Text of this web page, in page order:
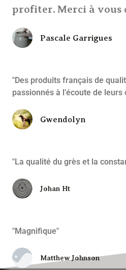
profiter. Merci à vous
Pascale Garrigues
"Des produits français de
passionnés à l’écoute de leurs
Gwendolyn
"La qualité du grès et la
Johan Ht
"Magnifique"
Matthew Johnson